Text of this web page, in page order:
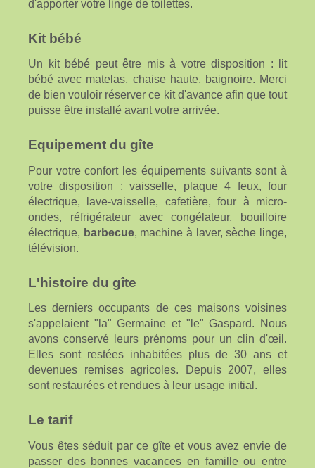
d'apporter votre linge de toilettes.
Kit bébé
Un kit bébé peut être mis à votre disposition : lit
bébé avec matelas, chaise haute, baignoire. Merci
de bien vouloir réserver ce kit d'avance afin que tout
puisse être installé avant votre arrivée.
Equipement du gîte
Pour votre confort les équipements suivants sont à
votre disposition : vaisselle, plaque 4 feux, four
électrique, lave-vaisselle, cafetière, four à micro-
ondes, réfrigérateur avec congélateur, bouilloire
électrique, barbecue, machine à laver, sèche linge,
télévision.
L'histoire du gîte
Les derniers occupants de ces maisons voisines
s'appelaient "la" Germaine et "le" Gaspard. Nous
avons conservé leurs prénoms pour un clin d'œil.
Elles sont restées inhabitées plus de 30 ans et
devenues remises agricoles. Depuis 2007, elles
sont restaurées et rendues à leur usage initial.
Le tarif
Vous êtes séduit par ce gîte et vous avez envie de
passer des bonnes vacances en famille ou entre